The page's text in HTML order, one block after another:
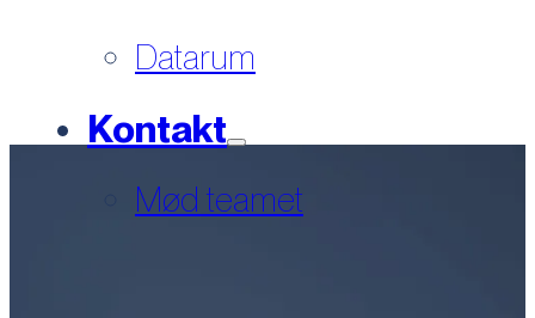
Datarum
Kontakt
Mød teamet